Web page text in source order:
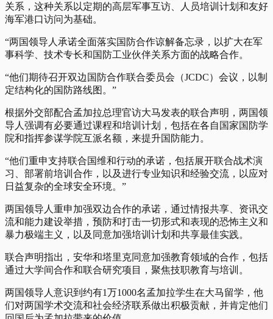
关系，这种关系以定期的高层军事互访、人员培训计划和友好
海军港口访问为基础。
“两国领导人承诺全面落实国防合作谅解备忘录，以扩大在军
事科学、技术专长和国防工业伙伴关系方面的战略合作。
“他们期待召开双边国防合作联合委员会（JCDC）会议，以制
定结构化的国防路线图。”
根据外交部配合孟加拉总理官访大马发表的联合声明，两国领
导人强调有必要通过课程和培训计划，包括在各自国家国防学
院和指挥参谋学院互派名额，来提升国防能力。
“他们重申支持联合国维和行动的承诺，包括展开联合战术演
习、部署前培训合作，以及进行专业知识和经验交流，以应对
日益复杂的全球安全环境。”
两国领导人重申加强双边合作的承诺，通过情报共享、资讯交
流和能力建设举措，预防和打击一切形式和表现的恐怖主义和
暴力极端主义，以及同意加强培训计划和共享最佳实践。
联合声明指出，安华和塔里克同意加强教育领域的合作，包括
通过大学间合作和联合研究项目，聚焦技职教育与培训。
两国领导人意识到约有1万1000名孟加拉学生在大马留学，他
们对两国学术交流和社会经济联系做出积极贡献，并肯定他们